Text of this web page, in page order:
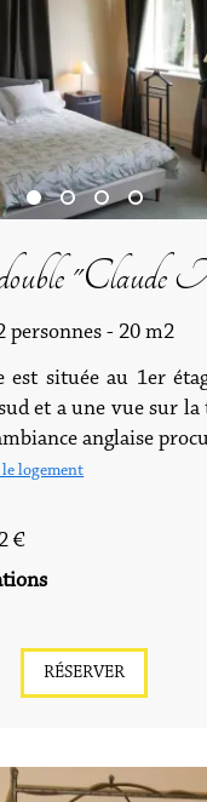
"Claude
personnes - 20 m2
est située au 1er
et a une vue sur la
anglaise
logement
€
RÉSERVER